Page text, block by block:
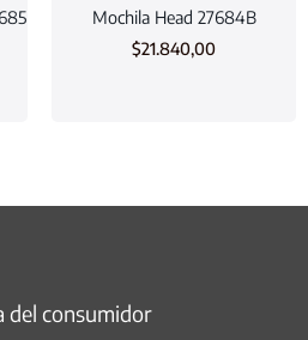
Mochila Head 27684B
$21.840,00
del consumidor